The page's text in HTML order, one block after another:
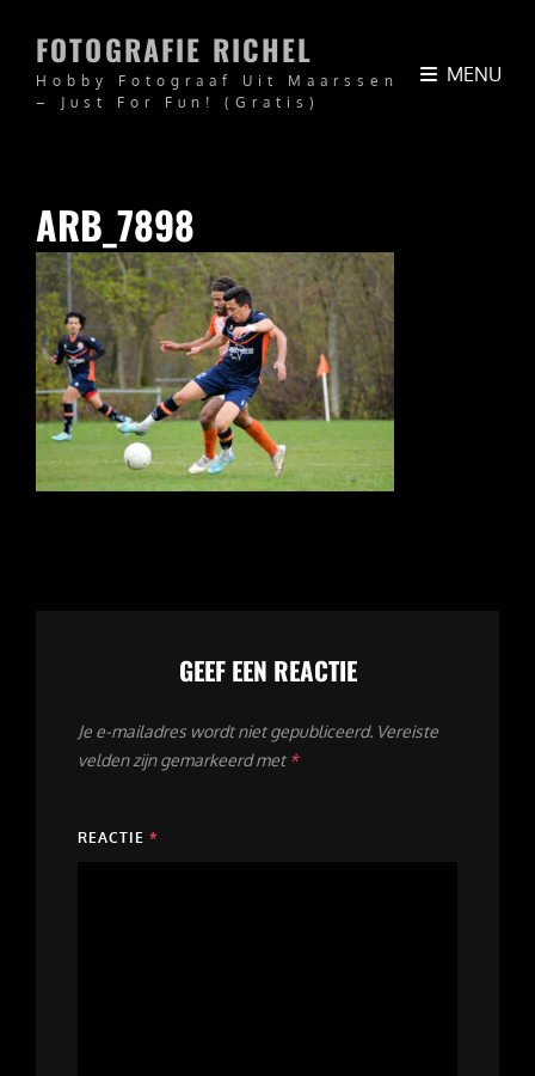
FOTOGRAFIE RICHEL
Hobby Fotograaf Uit Maarssen
– Just For Fun! (Gratis)
MENU
ARB_7898
GEEF EEN REACTIE
Je e-mailadres wordt niet gepubliceerd. Vereiste
velden zijn gemarkeerd met *
REACTIE *